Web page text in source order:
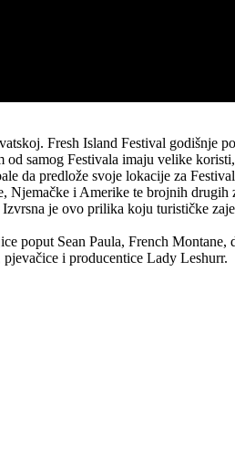
Fresh Island Festival godišnje
samog Festivala imaju velike
da predlože svoje lokacije za
Njemačke i Amerike te brojnih drugih
je ovo prilika koju turističke
poput Sean Paula, French
i producentice Lady Leshurr.